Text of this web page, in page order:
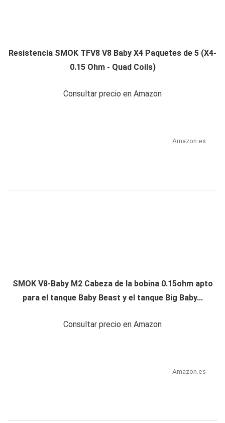
Resistencia SMOK TFV8 V8 Baby X4 Paquetes de 5 (X4-
0.15 Ohm - Quad Coils)
Consultar precio en Amazon
Amazon.es
SMOK V8-Baby M2 Cabeza de la bobina 0.15ohm apto
para el tanque Baby Beast y el tanque Big Baby...
Consultar precio en Amazon
Amazon.es